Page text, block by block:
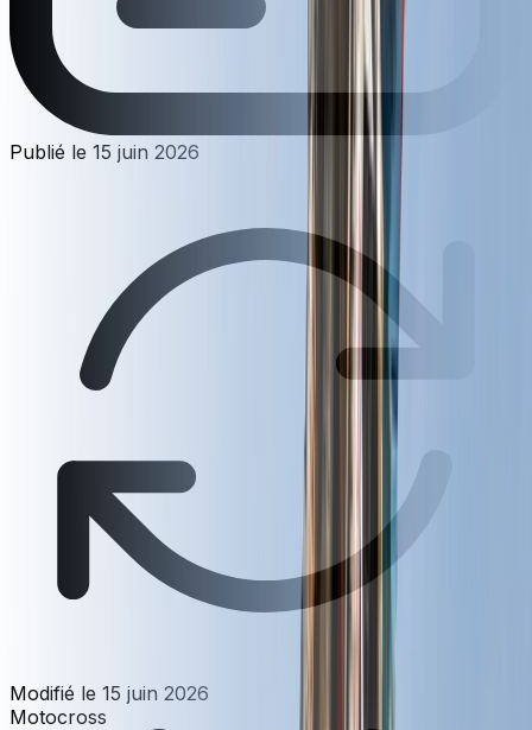
Publié le 15 juin 2026
Modifié le 15 juin 2026
Motocross